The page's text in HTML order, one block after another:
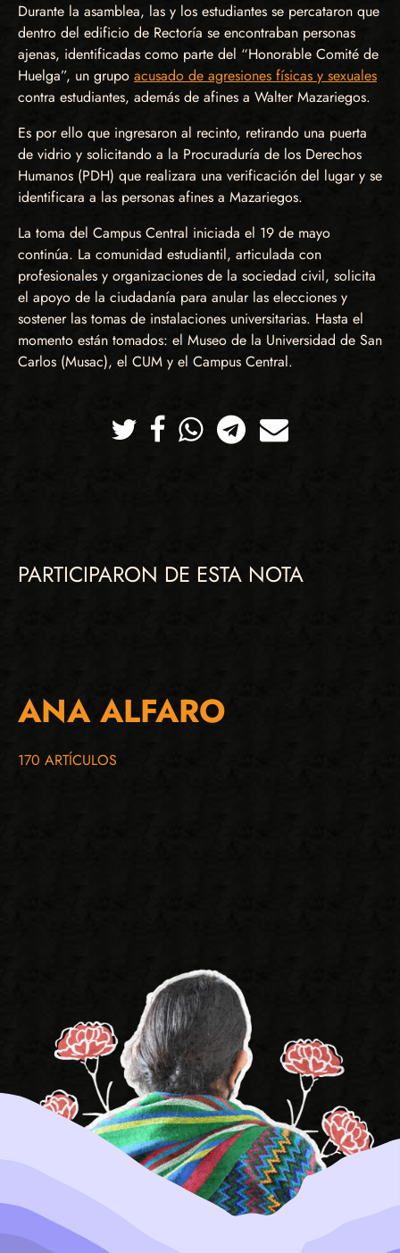
Durante la asamblea, las y los estudiantes se percataron que
dentro del edificio de Rectoría se encontraban personas
ajenas, identificadas como parte del “Honorable Comité de
Huelga”, un grupo acusado de agresiones físicas y sexuales
contra estudiantes, además de afines a Walter Mazariegos.
Es por ello que ingresaron al recinto, retirando una puerta
de vidrio y solicitando a la Procuraduría de los Derechos
Humanos (PDH) que realizara una verificación del lugar y se
identificara a las personas afines a Mazariegos.
La toma del Campus Central iniciada el 19 de mayo
continúa. La comunidad estudiantil, articulada con
profesionales y organizaciones de la sociedad civil, solicita
el apoyo de la ciudadanía para anular las elecciones y
sostener las tomas de instalaciones universitarias. Hasta el
momento están tomados: el Museo de la Universidad de San
Carlos (Musac), el CUM y el Campus Central.
TwitterFacebookWhatsappTelegramCorreo
PARTICIPARON DE ESTA NOTA
ANA ALFARO
170 ARTÍCULOS